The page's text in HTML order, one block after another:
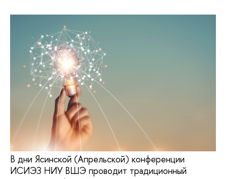
В дни Ясинской (Апрельской) конференции
ИСИЭЗ НИУ ВШЭ проводит традиционный